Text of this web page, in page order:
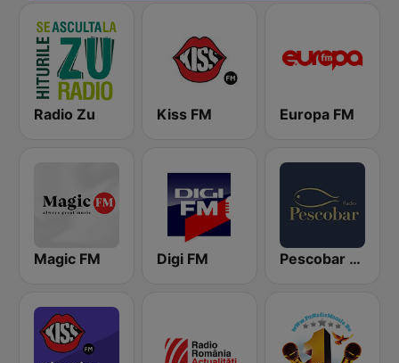
Radio Zu Kiss FM Europa FM
Magic FM Digi FM Pescobar Radio